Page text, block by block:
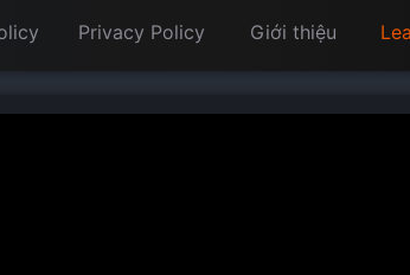
Privacy Policy Giới thiệu